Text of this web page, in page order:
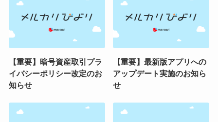
【重要】暗号資産取引プラ
イバシーポリシー改定のお
知らせ
【重要】最新版アプリへの
アップデート実施のお知ら
せ